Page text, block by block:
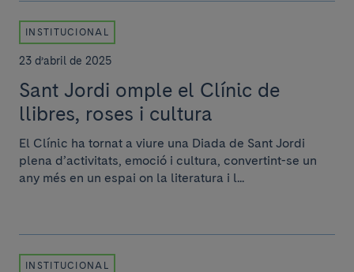
INSTITUCIONAL
23 d’abril de 2025
Sant Jordi omple el Clínic de
llibres, roses i cultura
El Clínic ha tornat a viure una Diada de Sant Jordi
plena d’activitats, emoció i cultura, convertint-se un
any més en un espai on la literatura i l...
INSTITUCIONAL